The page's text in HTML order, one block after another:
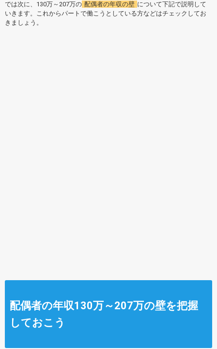
では次に、130万～207万の 配偶者の年収の壁 について下記で説明して
いきます。これからパートで働こうとしている方などはチェックしてお
きましょう。
配偶者の年収130万～207万の壁を把握
しておこう